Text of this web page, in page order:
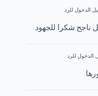
الدخول للرد
ناجح شكرا للجهود
الدخول للرد